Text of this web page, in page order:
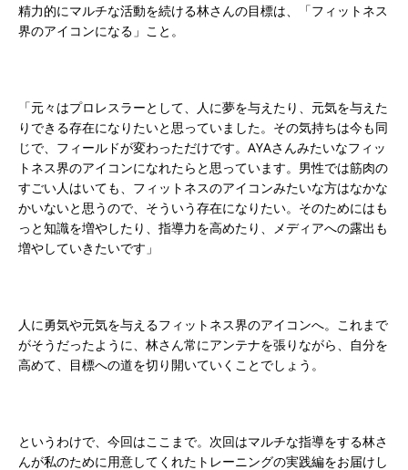
精力的にマルチな活動を続ける林さんの目標は、「フィットネス
界のアイコンになる」こと。
「元々はプロレスラーとして、人に夢を与えたり、元気を与えた
りできる存在になりたいと思っていました。その気持ちは今も同
じで、フィールドが変わっただけです。AYAさんみたいなフィッ
トネス界のアイコンになれたらと思っています。男性では筋肉の
すごい人はいても、フィットネスのアイコンみたいな方はなかな
かいないと思うので、そういう存在になりたい。そのためにはも
っと知識を増やしたり、指導力を高めたり、メディアへの露出も
増やしていきたいです」
人に勇気や元気を与えるフィットネス界のアイコンへ。これまで
がそうだったように、林さん常にアンテナを張りながら、自分を
高めて、目標への道を切り開いていくことでしょう。
というわけで、今回はここまで。次回はマルチな指導をする林さ
んが私のために用意してくれたトレーニングの実践編をお届けし